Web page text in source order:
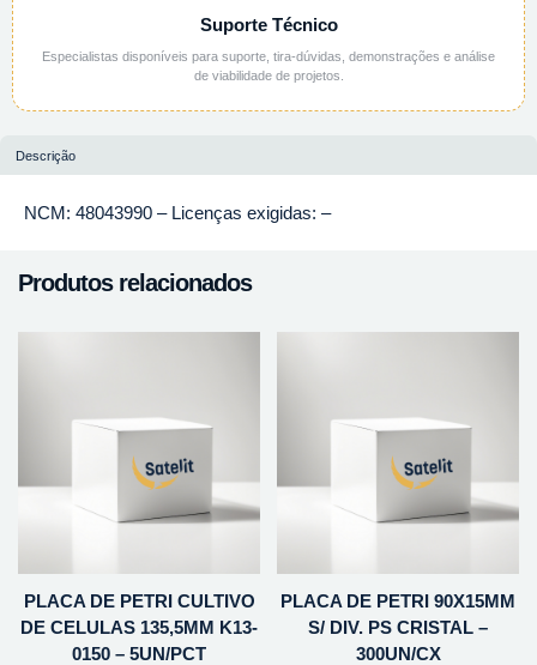
Suporte Técnico
Especialistas disponíveis para suporte, tira-dúvidas, demonstrações e análise
de viabilidade de projetos.
Descrição
NCM: 48043990 – Licenças exigidas: –
Produtos relacionados
PLACA DE PETRI CULTIVO
DE CELULAS 135,5MM K13-
0150 – 5UN/PCT
PLACA DE PETRI 90X15MM
S/ DIV. PS CRISTAL –
300UN/CX